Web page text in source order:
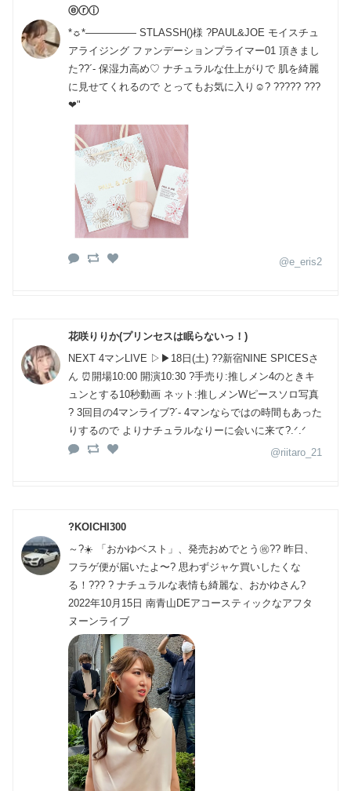
ⓔⓡⓘ
*☼*――――― STLASSH()様 ?PAUL&JOE モイスチュ
アライジング ファンデーションプライマー01 頂きまし
た??´- 保湿力高め♡ ナチュラルな仕上がりで 肌を綺麗
に見せてくれるので とってもお気に入り☺️? ????? ???
❤︎"
@e_eris2
花咲りりか(プリンセスは眠らないっ！)
NEXT 4マンLIVE ▷▶18日(土) ??新宿NINE SPICESさ
ん ⏰開場10:00 開演10:30 ?手売り:推しメン4のときキ
ュンとする10秒動画 ネット:推しメンWピースソロ写真
? 3回目の4マンライブ?´- 4マンならではの時間もあった
りするので よりナチュラルなりーに会いに来て?.ᐟ.ᐟ
@riitaro_21
?KOICHI300
～?☀️ 「おかゆベスト」、発売おめでとう㊗️?? 昨日、
フラゲ便が届いたよ〜? 思わずジャケ買いしたくな
る！??? ? ナチュラルな表情も綺麗な、おかゆさん?
2022年10月15日 南青山DEアコースティックなアフタ
ヌーンライブ